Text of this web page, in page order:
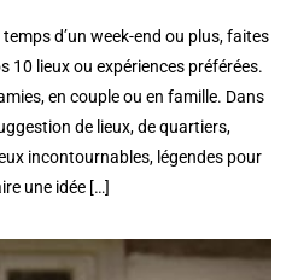
d’un week-end ou plus, faites
10 lieux ou expériences préférées.
en couple ou en famille. Dans
de lieux, de quartiers,
incontournables, légendes pour
une idée […]